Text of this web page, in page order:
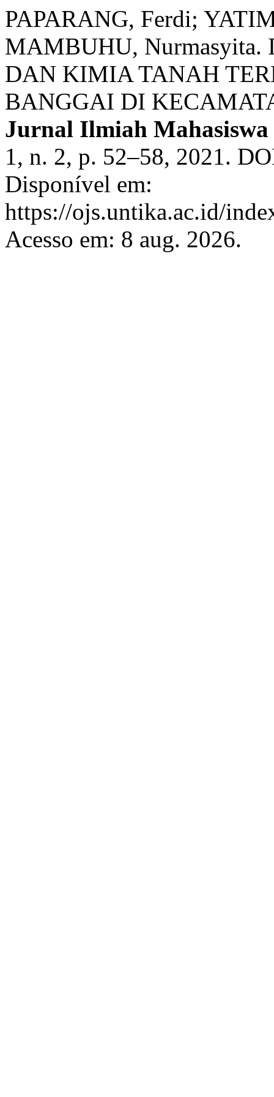
PAPARANG, Ferdi;
MAMBUHU,
DAN KIMIA TANAH
BANGGAI DI
Jurnal Ilmiah
1, n. 2, p. 52–58, 2021.
Disponível em:
https://ojs.untika.ac.id/
Acesso em: 8 aug. 2026.